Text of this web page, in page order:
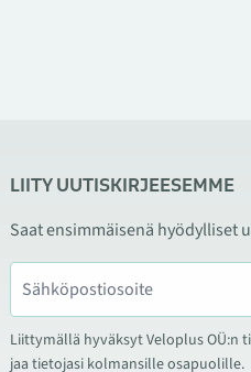
LIITY UUTISKIRJEESEMME
Saat ensimmäisenä hyödylliset
Liittymällä hyväksyt Veloplus OÜ:n
jaa tietojasi kolmansille osapuolille.